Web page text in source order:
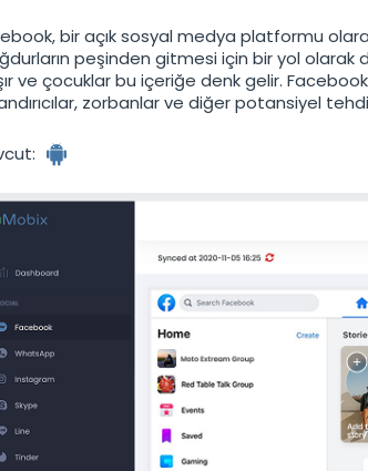
bir açık sosyal medya platformu
peşinden gitmesi için bir yol
ve çocuklar bu içeriğe denk gelir.
zorbanlar ve diğer potansiyel
Android